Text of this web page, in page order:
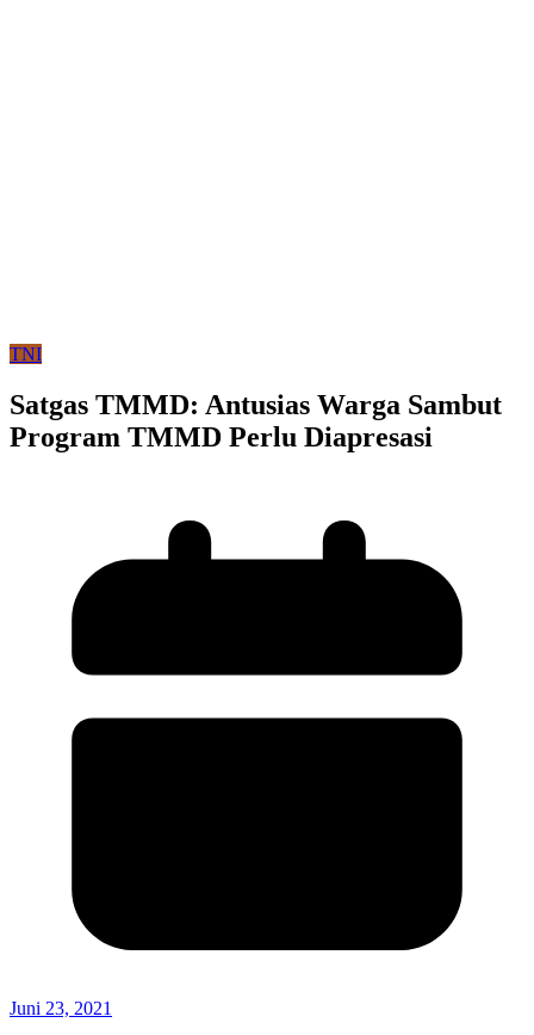
TNI
Satgas TMMD: Antusias Warga Sambut
Program TMMD Perlu Diapresasi
Juni 23, 2021